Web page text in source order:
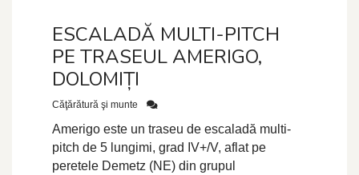
ESCALADĂ MULTI-PITCH
PE TRASEUL AMERIGO,
DOLOMIȚI
Căţărătură şi munte
Amerigo este un traseu de escaladă multi-
pitch de 5 lungimi, grad IV+/V, aflat pe
peretele Demetz (NE) din grupul